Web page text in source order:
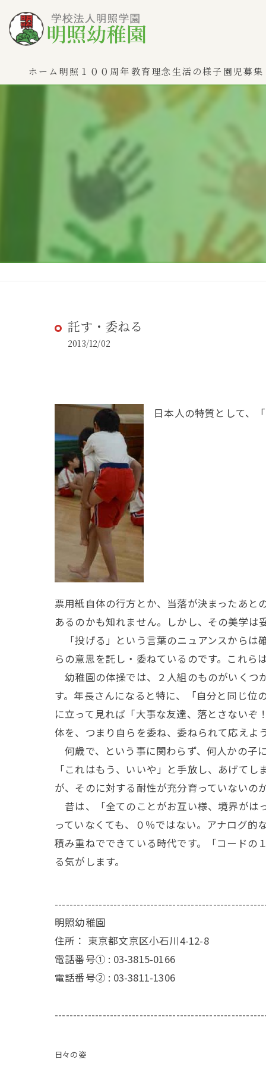
ホーム 明照１００周年教育理念生活の様子 園児募集
託す・委ねる
2013/12/02
日本人の特質として、
票用紙自体の行方とか、当落が決まったあ
あるのかも知れません。しかし、その美学は
「投げる」という言葉のニュアンスからは
らの意思を託し・委ねているのです。これら
幼稚園の体操では、２人組のものがいくつ
す。年長さんになると特に、「自分と同じ位
に立って見れば「大事な友達、落とさない
体を、つまり自らを委ね、委ねられて応えよ
何歳で、という事に関わらず、何人かの子
「これはもう、いいや」と手放し、あげて
が、そのに対する耐性が充分育っていないの
昔は、「全てのことがお互い様、境界がは
っていなくても、０％ではない。アナログ
積み重ねでできている時代です。「コードの
る気がします。
明照幼稚園
住所： 東京都文京区小石川4-12-8
電話番号① : 03-3815-0166
電話番号② : 03-3811-1306
日々の姿